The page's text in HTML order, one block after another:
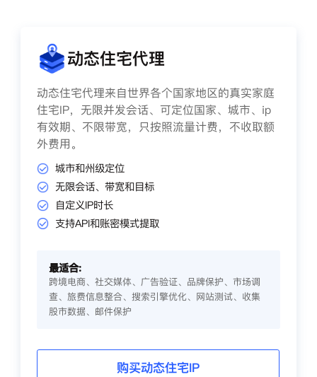
动态住宅代理
动态住宅代理来自世界各个国家地区的真实家庭
住宅IP，无限并发会话、可定位国家、城市、ip
有效期、不限带宽，只按照流量计费，不收取额
外费用。
城市和州级定位
无限会话、带宽和目标
自定义IP时长
支持API和账密模式提取
最适合:
跨境电商、社交媒体、广告验证、品牌保护、市场调
查、旅费信息整合、搜索引擎优化、网站测试、收集
股市数据、邮件保护
购买动态住宅IP